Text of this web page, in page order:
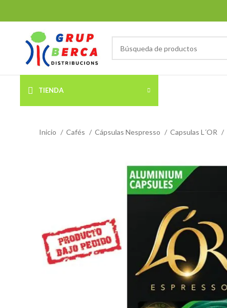
TIENDA
Inicio Cafés Cápsulas Nespresso Capsulas L´OR